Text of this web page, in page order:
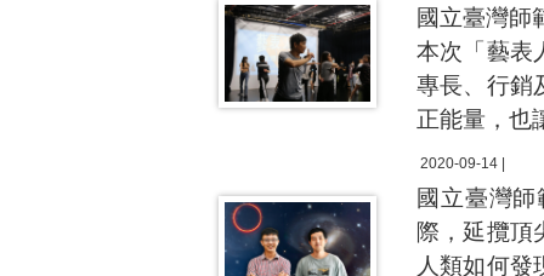
國立臺灣師
本次「藝表
專長、行銷
正能量，也
2020-09-14 |
國立臺灣
際，延攬頂
人類如何